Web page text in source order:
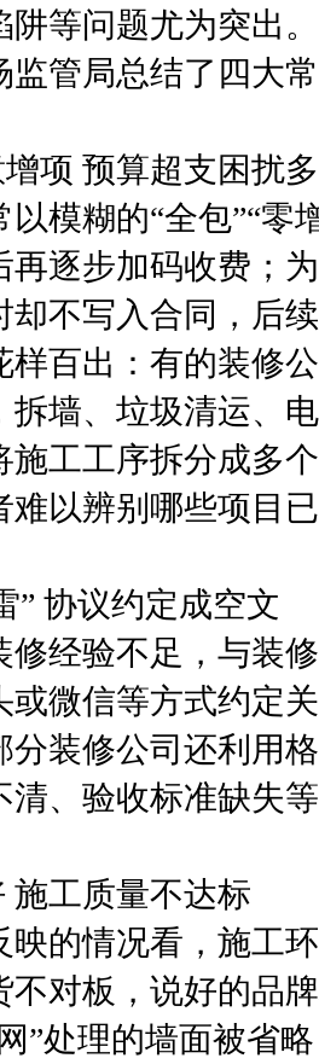
阱等问题尤为突出
监管局总结了四大
项 预算超支困扰多
糊的“全包”“零
再逐步加码收费；
却不写入合同，后
样百出：有的装修
拆墙、垃圾清运、
施工工序拆分成多
难以辨别哪些项目
” 协议约定成空文
验不足，与装修
或微信等方式约定
分装修公司还利用
清、验收标准缺失
施工质量不达标
情况看，施工环
不对板，说好的品
”处理的墙面被省